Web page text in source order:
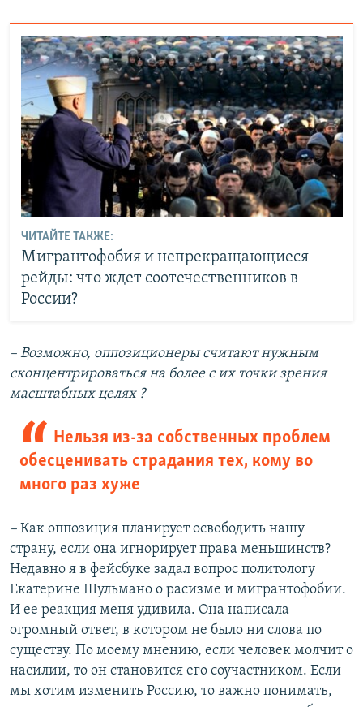
ЧИТАЙТЕ ТАКЖЕ:
Мигрантофобия и непрекращающиеся
рейды: что ждет соотечественников в
России?
– Возможно, оппозиционеры считают нужным
сконцентрироваться на более с их точки зрения
масштабных целях ?
Нельзя из-за собственных проблем
обесценивать страдания тех, кому во
много раз хуже
– Как оппозиция планирует освободить нашу
страну, если она игнорирует права меньшинств?
Недавно я в фейсбуке задал вопрос политологу
Екатерине Шульмано о расизме и мигрантофобии.
И ее реакция меня удивила. Она написала
огромный ответ, в котором не было ни слова по
существу. По моему мнению, если человек молчит о
насилии, то он становится его соучастником. Если
мы хотим изменить Россию, то важно понимать,